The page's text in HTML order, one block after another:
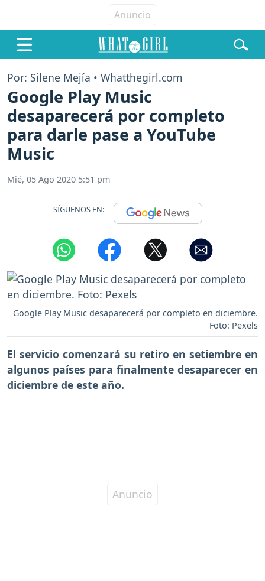
Por: Silene Mejía • Whatthegirl.com
Google Play Music
desaparecerá por completo
para darle pase a YouTube
Music
Mié, 05 Ago 2020 5:51 pm
SÍGUENOS EN:
Google Play Music desaparecerá por completo en diciembre.
Foto: Pexels
El servicio comenzará su retiro en setiembre en
algunos países para finalmente desaparecer en
diciembre de este año.